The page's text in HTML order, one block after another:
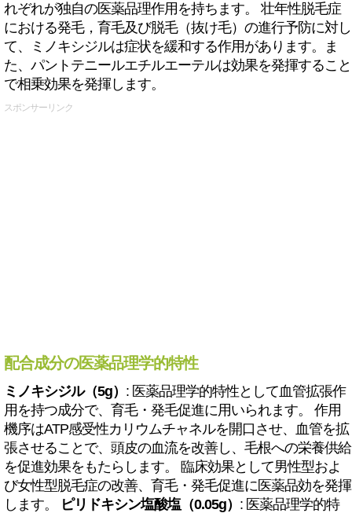
れぞれが独自の医薬品理作用を持ちます。 壮年性脱毛症
における発毛，育毛及び脱毛（抜け毛）の進行予防に対し
て、ミノキシジルは症状を緩和する作用があります。ま
た、パントテニールエチルエーテルは効果を発揮すること
で相乗効果を発揮します。
スポンサーリンク
配合成分の医薬品理学的特性
ミノキシジル（5g） : 医薬品理学的特性として血管拡張作
用を持つ成分で、育毛・発毛促進に用いられます。 作用
機序はATP感受性カリウムチャネルを開口させ、血管を拡
張させることで、頭皮の血流を改善し、毛根への栄養供給
を促進効果をもたらします。 臨床効果として男性型およ
び女性型脱毛症の改善、育毛・発毛促進に医薬品効を発揮
します。
ピリドキシン塩酸塩（0.05g） : 医薬品理学的特